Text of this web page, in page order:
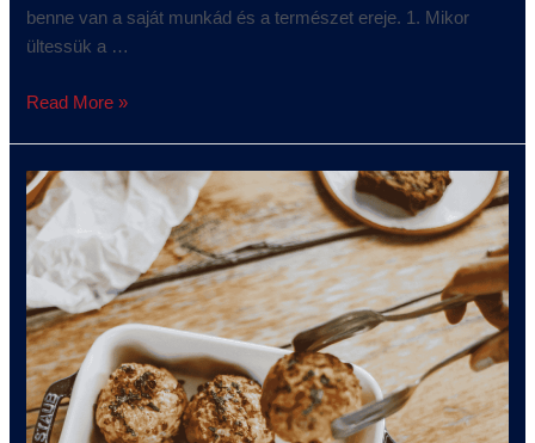
benne van a saját munkád és a természet ereje. 1. Mikor
ültessük a …
Read More »